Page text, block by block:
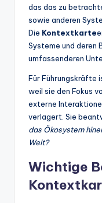
das das zu
sowie anderen
Die Kontextkarte
Systeme und deren
umfassenderen
Für Führungskräfte
weil sie den Fokus
externe
verlagert. Sie
das Ökosystem
Welt?
Wichtige